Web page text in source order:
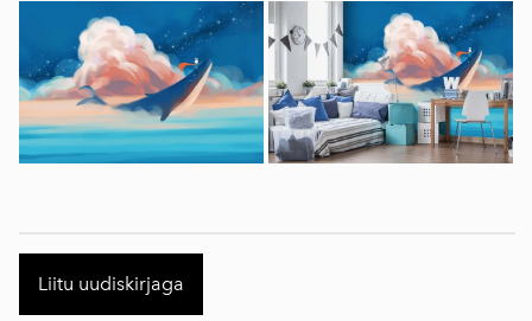
Liitu uudiskirjaga